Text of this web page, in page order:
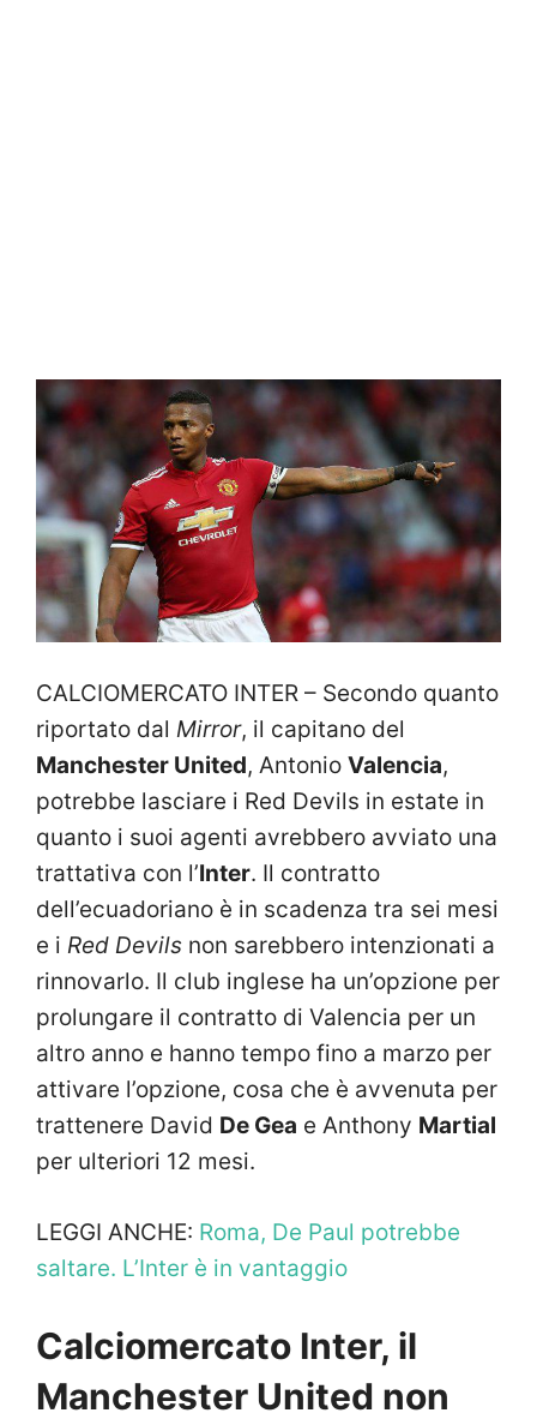
CALCIOMERCATO INTER – Secondo quanto
riportato dal Mirror, il capitano del
Manchester United, Antonio Valencia,
potrebbe lasciare i Red Devils in estate in
quanto i suoi agenti avrebbero avviato una
trattativa con l’Inter. Il contratto
dell’ecuadoriano è in scadenza tra sei mesi
e i Red Devils non sarebbero intenzionati a
rinnovarlo. Il club inglese ha un’opzione per
prolungare il contratto di Valencia per un
altro anno e hanno tempo fino a marzo per
attivare l’opzione, cosa che è avvenuta per
trattenere David De Gea e Anthony Martial
per ulteriori 12 mesi.
LEGGI ANCHE: Roma, De Paul potrebbe
saltare. L’Inter è in vantaggio
Calciomercato Inter, il
Manchester United non